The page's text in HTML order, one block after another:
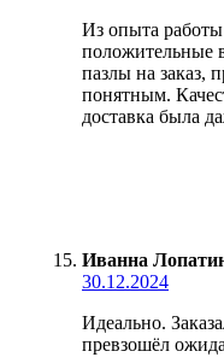
Из опыта работы
положительные
пазлы на заказ,
понятным.
доставка была
Иванна
30.12.2024
Идеально.
превзошёл